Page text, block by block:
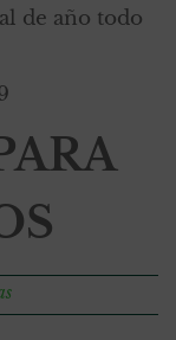
de año todo